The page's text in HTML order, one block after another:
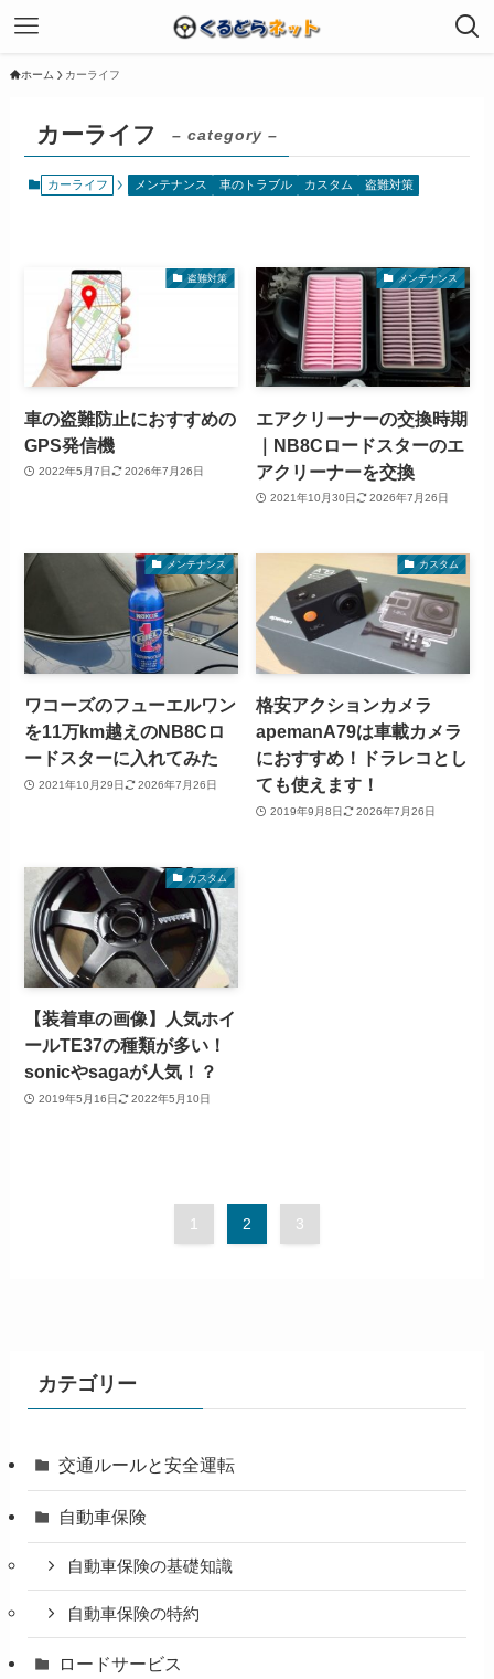
ホーム カーライフ
カーライフ – category –
カーライフ メンテナンス 車のトラブル カスタム 盗難対策
盗難対策
車の盗難防止におすすめの
GPS発信機
2022年5月7日 2026年7月26日
メンテナンス
エアクリーナーの交換時期
｜NB8Cロードスターのエ
アクリーナーを交換
2021年10月30日 2026年7月26日
メンテナンス
ワコーズのフューエルワン
を11万km越えのNB8Cロ
ードスターに入れてみた
2021年10月29日 2026年7月26日
カスタム
格安アクションカメラ
apemanA79は車載カメラ
におすすめ！ドラレコとし
ても使えます！
2019年9月8日 2026年7月26日
カスタム
【装着車の画像】人気ホイ
ールTE37の種類が多い！
sonicやsagaが人気！？
2019年5月16日 2022年5月10日
1 2 3
カテゴリー
交通ルールと安全運転
自動車保険
自動車保険の基礎知識
自動車保険の特約
ロードサービス